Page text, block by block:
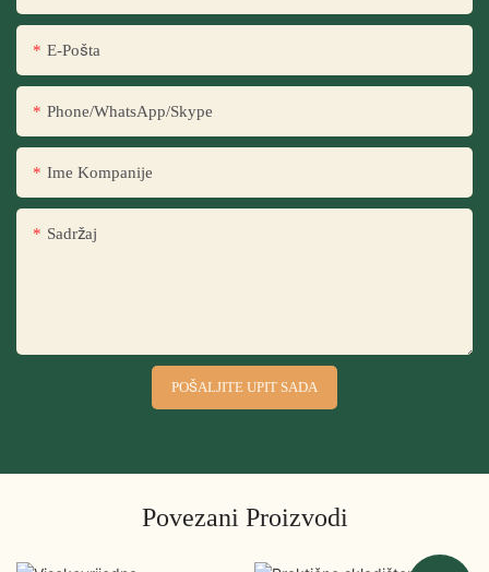
E-Pošta
Phone/WhatsApp/Skype
Ime Kompanije
Sadržaj
POŠALJITE UPIT SADA
Povezani Proizvodi